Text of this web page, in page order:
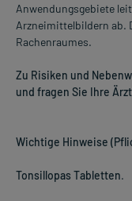
Anwendungsgebiete
Arzneimittelbildern ab.
Rachenraumes.
Zu Risiken und
und fragen Sie Ihre
Wichtige Hinweise
Tonsillopas Tabletten.